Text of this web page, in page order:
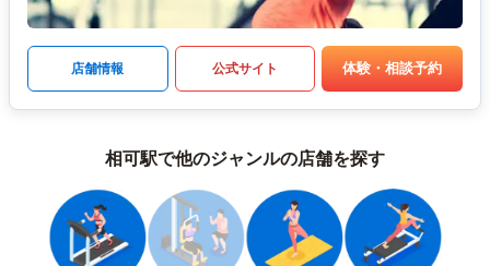
店舗情報 公式サイト 体験・相談予約
相可駅で他のジャンルの店舗を探す